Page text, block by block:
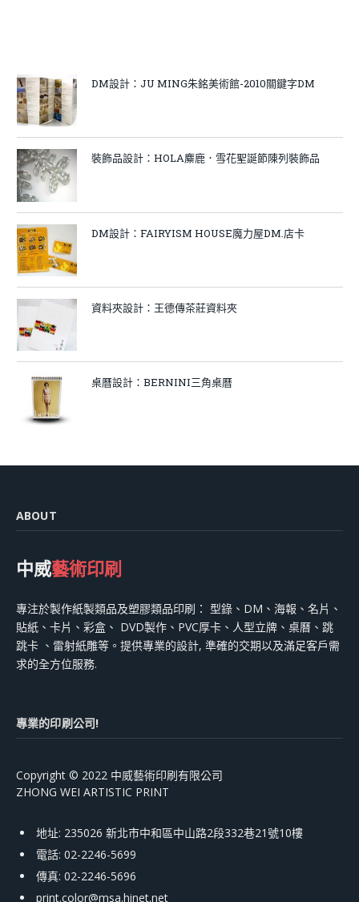
DM設計：JU MING朱銘美術館-2010關鍵字DM
裝飾品設計：HOLA麋鹿．雪花聖誕節陳列裝飾品
DM設計：FAIRYISM HOUSE魔力屋DM.店卡
資料夾設計：王德傳茶莊資料夾
桌曆設計：BERNINI三角桌曆
ABOUT
中威藝術印刷
專注於製作紙製類品及塑膠類品印刷： 型錄、DM、海報、名片、
貼紙、卡片、彩盒、 DVD製作、PVC厚卡、人型立牌、桌曆、跳
跳卡 、雷射紙雕等。提供專業的設計, 準確的交期以及滿足客戶需
求的全方位服務.
專業的印刷公司!
Copyright © 2022 中威藝術印刷有限公司
ZHONG WEI ARTISTIC PRINT
地址: 235026 新北市中和區中山路2段332巷21號10樓
電話: 02-2246-5699
傳真: 02-2246-5696
print.color@msa.hinet.net